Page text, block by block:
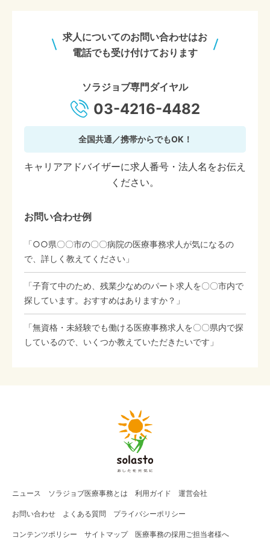
求人についてのお問い合わせはお
電話でも受け付けております
ソラジョブ専門ダイヤル
03-4216-4482
全国共通／携帯からでもOK！
キャリアアドバイザーに求人番号・法人名をお伝え
ください。
お問い合わせ例
「○○県〇〇市の〇〇病院の医療事務求人が気になるの
で、詳しく教えてください」
「子育て中のため、残業少なめのパート求人を〇〇市内で
探しています。おすすめはありますか？」
「無資格・未経験でも働ける医療事務求人を〇〇県内で探
しているので、いくつか教えていただきたいです」
ニュース ソラジョブ医療事務 とは 利用ガイド 運営会社
お問い合わせ よくある質問 プライバシーポリシー
コンテンツポリシー サイトマップ 医療事務の採用ご担当者様へ